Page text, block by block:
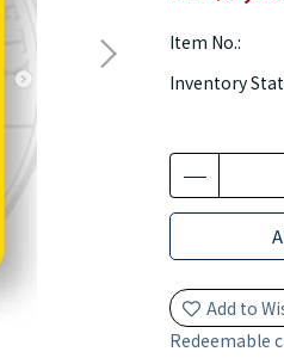
Item No.:
Inventory
Add to
Redeemable